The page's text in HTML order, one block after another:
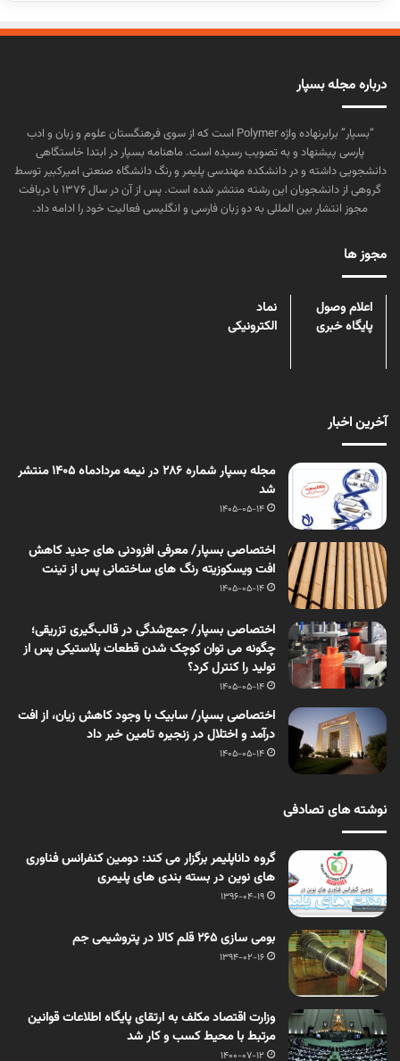
درباره مجله بسپار
“بسپار” برابرنهاده واژه Polymer است که از سوی فرهنگستان علوم و زبان و ادب
پارسی پیشنهاد و به تصویب رسیده است. ماهنامه بسپار در ابتدا خاستگاهی
دانشجویی داشته و در دانشکده مهندسی پلیمر و رنگ دانشگاه صنعتی امیرکبیر توسط
گروهی از دانشجویان این رشته منتشر شده است. پس از آن در سال ۱۳۷۶ با دریافت
مجوز انتشار بین المللی به دو زبان فارسی و انگلیسی فعالیت خود را ادامه داد.
مجوز ها
اعلام وصول
پایگاه خبری
نماد
الکترونیکی
آخرین اخبار
مجله بسپار شماره 286 در نیمه مردادماه 1405 منتشر
شد
1405-05-14
اختصاصی بسپار/ معرفی افزودنی های جدید کاهش
افت ویسکوزیته رنگ های ساختمانی پس از تینت
1405-05-14
اختصاصی بسپار/ جمع‌شدگی در قالب‌گیری تزریقی؛
چگونه می توان کوچک شدن قطعات پلاستیکی پس از
تولید را کنترل کرد؟
1405-05-14
اختصاصی بسپار/ سابیک با وجود کاهش زیان، از افت
درآمد و اختلال در زنجیره تامین خبر داد
1405-05-14
نوشته های تصادفی
گروه داناپلیمر برگزار می کند: دومین کنفرانس فناوری
های نوین در بسته بندی های پلیمری
1396-04-19
بومی سازی ٢٦٥ قلم کالا در پتروشیمی جم
1394-02-16
وزارت اقتصاد مکلف به ارتقای پایگاه اطلاعات قوانین
مرتبط با محیط کسب و کار شد
1400-07-12